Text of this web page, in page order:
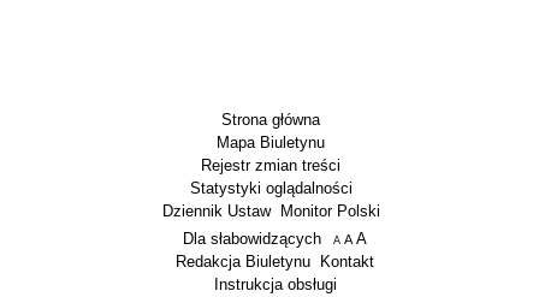
Strona główna
Mapa Biuletynu
Rejestr zmian treści
Statystyki oglądalności
Dziennik Ustaw
Monitor Polski
Menu dodatkowe
Dla słabowidzących A pomniejsz czcionkę
A standardowy rozmiar czcionki
A
Redakcja Biuletynu
Kontakt
Instrukcja obsługi